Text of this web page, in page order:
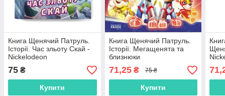
Книга Щенячий Патруль.
Історії. Час зльоту Скай -
Nickelodeon
(9786177846627)
75 ₴
Купити
Книга Щенячий Патруль.
Історії. Мегащенята та
близнюки
(9786177846382)
71,25₴ 75 ₴
Купити